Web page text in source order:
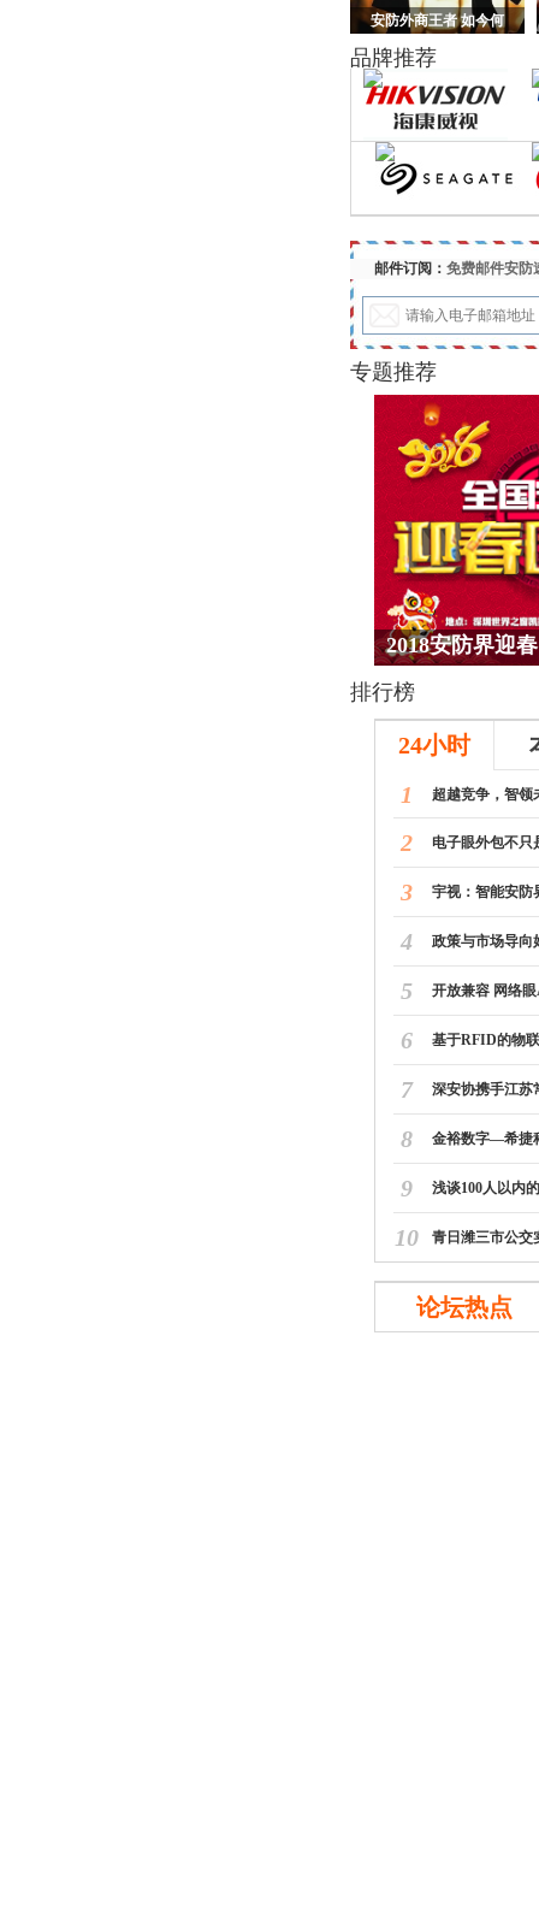
安防外商王者 如今何
品牌推荐
邮件订阅： 免费邮件安防
专题推荐
腾讯云·云上好
排行榜
24小时
1
超越竞争，智领
2 电子眼外包不只
3 宇视：智能安防
4 政策与市场导向
5 开放兼容 网络
6 基于RFID的物
7 深安协携手江苏
8 金裕数字—希捷
9 浅谈100人以内
10 青日潍三市公交
论坛热点